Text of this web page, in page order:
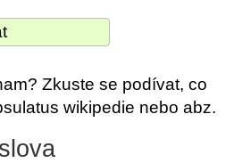
Zkuste se podívat, co
wikipedie nebo abz.